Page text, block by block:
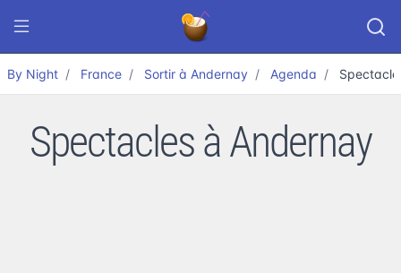
By Night France Sortir à Andernay Agenda Spectacle
Spectacles à Andernay